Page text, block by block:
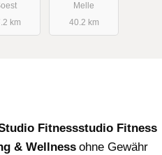
km
Melle
40.2 km
Fitnessstudio Fitness
& Wellness ohne Gewähr